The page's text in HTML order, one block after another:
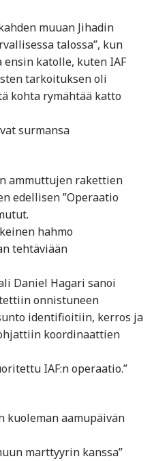
muuan Jihadin
talossa”, kun
katolle, kuten IAF
tarkoituksen oli
kohta rymähtää katto
surmansa
ammuttujen rakettien
edellisen ”Operaatio
hahmo
tehtäviään
Daniel Hagari sanoi
onnistuneen
identifioitiin, kerros ja
koordinaattien
IAF:n operaatio.”
kuoleman aamupäivän
marttyyrin kanssa”